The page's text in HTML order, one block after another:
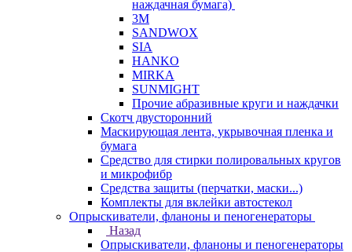
наждачная бумага)
3М
SANDWOX
SIA
HANKO
MIRKA
SUNMIGHT
Прочие абразивные круги и наждачки
Скотч двусторонний
Маскирующая лента, укрывочная пленка и
бумага
Средство для стирки полировальных кругов
и микрофибр
Средства защиты (перчатки, маски...)
Комплекты для вклейки автостекол
Опрыскиватели, фланоны и пеногенераторы
Назад
Опрыскиватели, фланоны и пеногенераторы